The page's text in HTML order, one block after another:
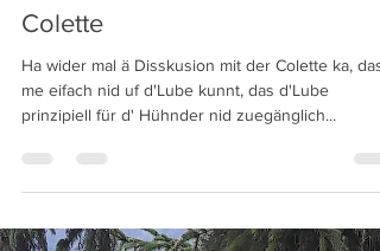
Colette
Ha wider mal ä Disskusion mit der Colette ka, das
me eifach nid uf d'Lube kunnt, das d'Lube